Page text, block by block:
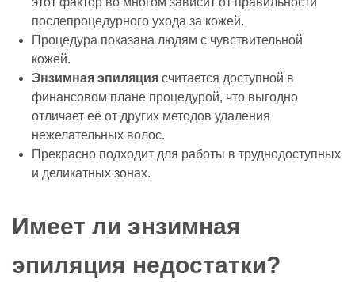
послепроцедурного ухода за кожей.
Процедура показана людям с чувствительной
кожей.
Энзимная эпиляция считается доступной в
финансовом плане процедурой, что выгодно
отличает её от других методов удаления
нежелательных волос.
Прекрасно подходит для работы в труднодоступных
и деликатных зонах.
Имеет ли энзимная
эпиляция недостатки?